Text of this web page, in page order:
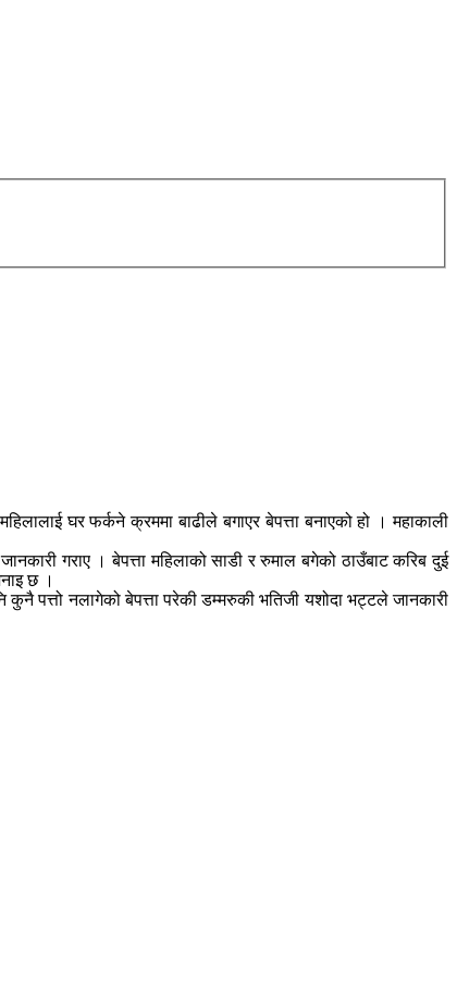
घर फर्कने क्रममा बाढीले बगाएर बेपत्ता बनाएको हो । महाकाली
गराए । बेपत्ता महिलाको साडी र रुमाल बगेको ठाउँबाट करिब दुई
छ ।
पत्तो नलागेको बेपत्ता परेकी डम्मरुकी भतिजी यशोदा भट्टले जानकारी